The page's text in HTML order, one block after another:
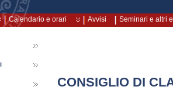
Calendario e orari Avvisi Seminari e altri
CONSIGLIO DI